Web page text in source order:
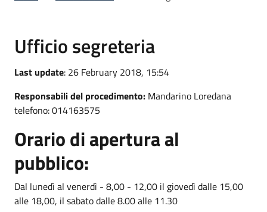
Ufficio segreteria
Last update: 26 February 2018, 15:54
Responsabili del procedimento: Mandarino Loredana
telefono: 014163575
Orario di apertura al
pubblico:
Dal lunedì al venerdì - 8,00 - 12,00 il giovedì dalle 15,00
alle 18,00, il sabato dalle 8.00 alle 11.30